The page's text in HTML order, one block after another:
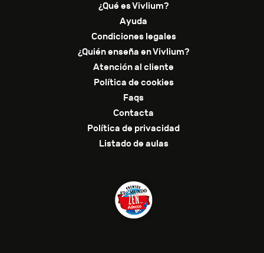
¿Qué es Vivlium?
Ayuda
Condiciones legales
¿Quién enseña en Vivlium?
Atención al cliente
Política de cookies
Faqs
Contacta
Política de privacidad
Listado de aulas